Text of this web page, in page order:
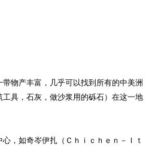
物产丰富，几乎可以找到所有的中美洲
具，石灰，做沙浆用的砾石）在这一地
，如奇岑伊扎（Ｃｈｉｃｈｅｎ－Ｉｔ